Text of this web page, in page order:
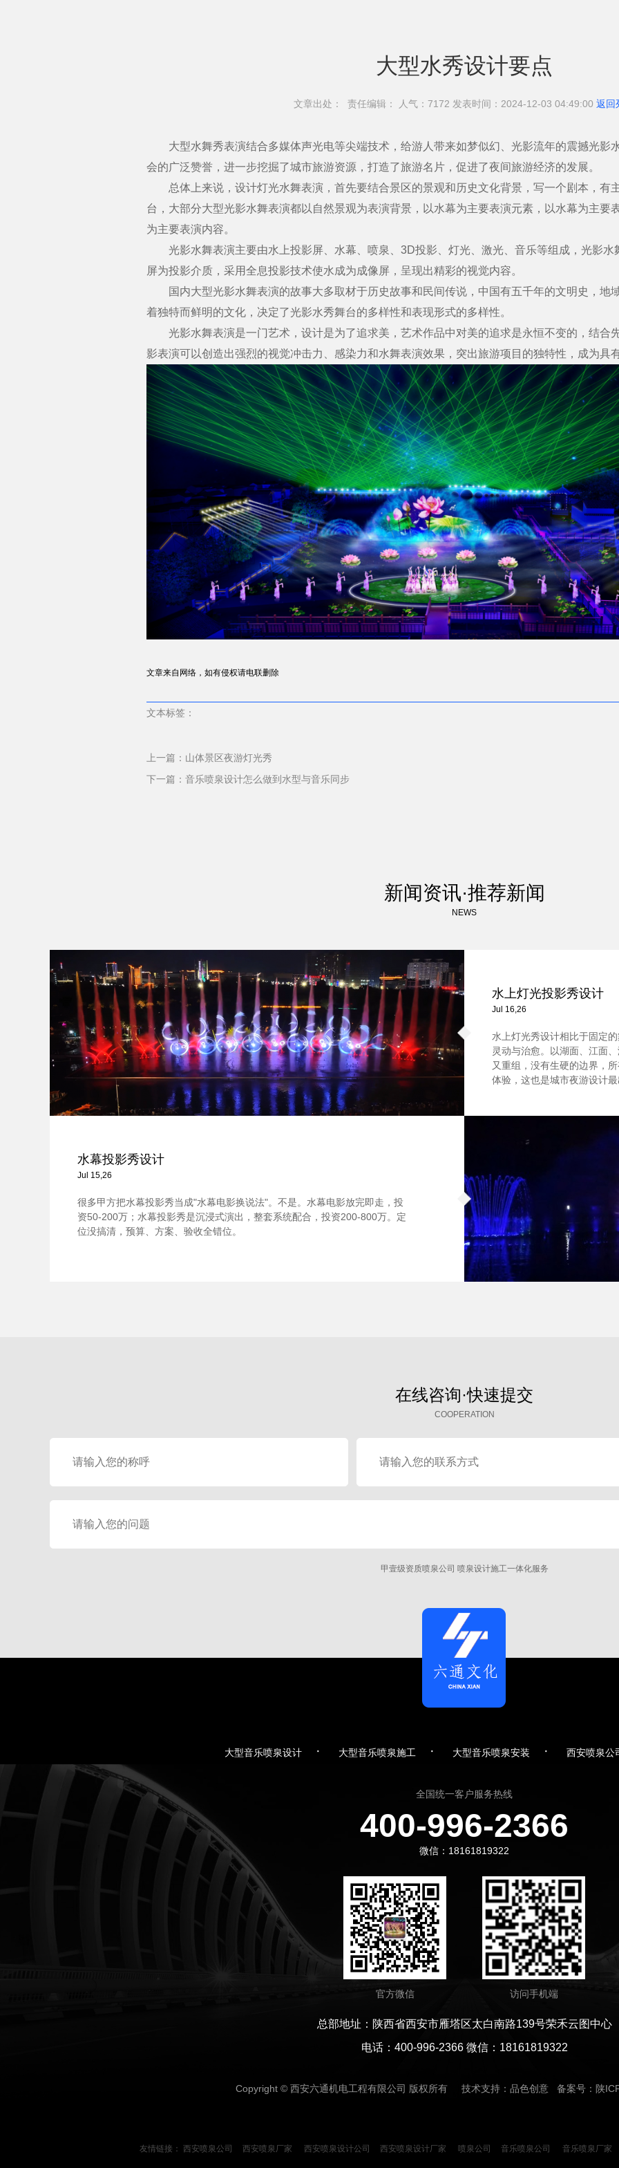
大型水秀设计要点
文章出处： 责任编辑： 人气：7172 发表时间：2024-12-03 04:49:00 返回
大型水舞秀表演结合多媒体声光电等尖端技术，给游人带来如梦似幻、光影流年的震撼光影
会的广泛赞誉，进一步挖掘了城市旅游资源，打造了旅游名片，促进了夜间旅游经济的发展。
总体上来说，设计灯光水舞表演，首先要结合景区的景观和历史文化背景，写一个剧本，有
台，大部分大型光影水舞表演都以自然景观为表演背景，以水幕为主要表演元素，以水幕为主要
为主要表演内容。
光影水舞表演主要由水上投影屏、水幕、喷泉、3D投影、灯光、激光、音乐等组成，光影水
屏为投影介质，采用全息投影技术使水成为成像屏，呈现出精彩的视觉内容。
国内大型光影水舞表演的故事大多取材于历史故事和民间传说，中国有五千年的文明史，地
着独特而鲜明的文化，决定了光影水秀舞台的多样性和表现形式的多样性。
光影水舞表演是一门艺术，设计是为了追求美，艺术作品中对美的追求是永恒不变的，结合
影表演可以创造出强烈的视觉冲击力、感染力和水舞表演效果，突出旅游项目的独特性，成为具
文章来自网络，如有侵权请电联删除
文本标签：
上一篇： 山体景区夜游灯光秀
下一篇： 音乐喷泉设计怎么做到水型与音乐同步
新闻资讯·推荐新闻
NEWS
水上灯光投影秀设计
Jul 16,26
水上灯光秀设计相比于固定
灵动与治愈。以湖面、江面
又重组，没有生硬的边界，
体验，这也是城市夜游设计
水幕投影秀设计
Jul 15,26
很多甲方把水幕投影秀当成"水幕电影换说法"。不是。水幕电影放完即走，投
资50-200万；水幕投影秀是沉浸式演出，整套系统配合，投资200-800万。定
位没搞清，预算、方案、验收全错位。
在线咨询·快速提交
COOPERATION
甲壹级资质喷泉公司 喷泉设计施工一体化服务
大型音乐喷泉设计 · 大型音乐喷泉施工 · 大型音乐喷泉安装 · 西安喷泉公
全国统一客户服务热线
400-996-2366
微信：18161819322
官方微信 访问手机端
总部地址：陕西省西安市雁塔区太白南路139号荣禾云图中心
电话：400-996-2366 微信：18161819322
Copyright © 西安六通机电工程有限公司 版权所有 技术支持：品色创意 备案号： 陕
友情链接： 西安喷泉公司 西安喷泉厂家 西安喷泉设计公司 西安喷泉设计厂家 喷泉公司 音乐喷泉公司 音乐喷泉厂家